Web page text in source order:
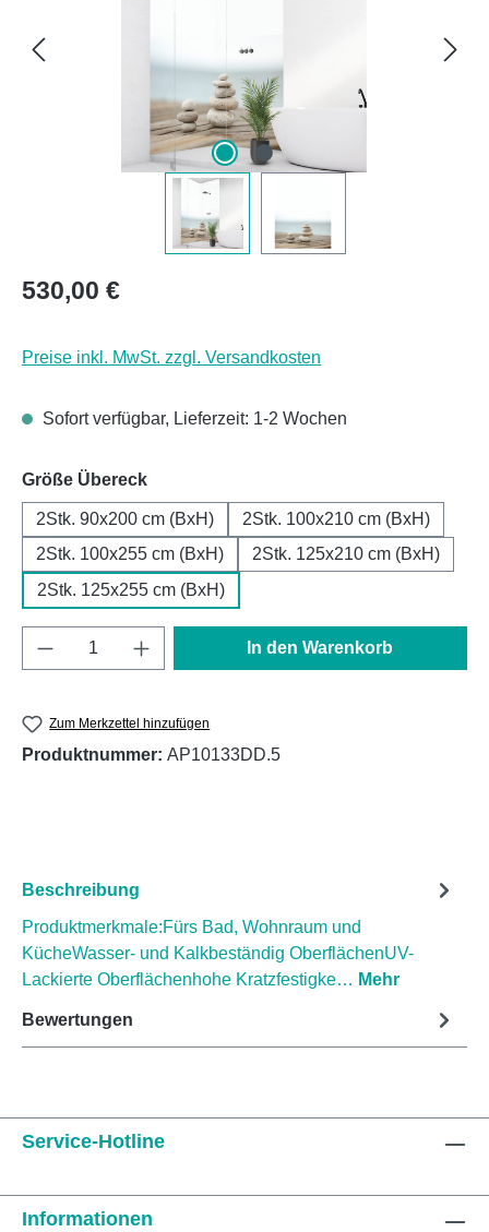
Regulärer Preis:
530,00 €
Preise inkl. MwSt. zzgl. Versandkosten
Sofort verfügbar, Lieferzeit: 1-2 Wochen
Größe Übereckauswählen
2Stk. 90x200 cm (BxH)
2Stk. 100x210 cm (BxH)
2Stk. 100x255 cm (BxH)
2Stk. 125x210 cm (BxH)
2Stk. 125x255 cm (BxH)
Produkt Anzahl: Gib den gewünschten
In den Warenkorb
Zum Merkzettel hinzufügen
Produktnummer: AP10133DD.5
Beschreibung
Produktmerkmale:Fürs Bad, Wohnraum und
KücheWasser- und Kalkbeständig OberflächenUV-
Lackierte Oberflächenhohe Kratzfestigke… Mehr
Bewertungen
Service-Hotline
Informationen